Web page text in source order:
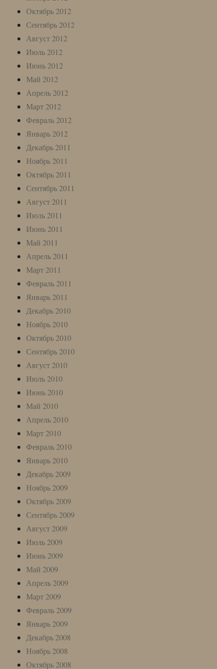
Октябрь 2012
Сентябрь 2012
Август 2012
Июль 2012
Июнь 2012
Май 2012
Апрель 2012
Март 2012
Февраль 2012
Январь 2012
Декабрь 2011
Ноябрь 2011
Октябрь 2011
Сентябрь 2011
Август 2011
Июль 2011
Июнь 2011
Май 2011
Апрель 2011
Март 2011
Февраль 2011
Январь 2011
Декабрь 2010
Ноябрь 2010
Октябрь 2010
Сентябрь 2010
Август 2010
Июль 2010
Июнь 2010
Май 2010
Апрель 2010
Март 2010
Февраль 2010
Январь 2010
Декабрь 2009
Ноябрь 2009
Октябрь 2009
Сентябрь 2009
Август 2009
Июль 2009
Июнь 2009
Май 2009
Апрель 2009
Март 2009
Февраль 2009
Январь 2009
Декабрь 2008
Ноябрь 2008
Октябрь 2008